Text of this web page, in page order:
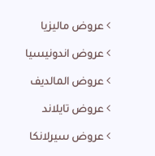
عروض ماليزيا
عروض اندونيسيا
عروض المالديف
عروض تايلاند
عروض سيرلانكا